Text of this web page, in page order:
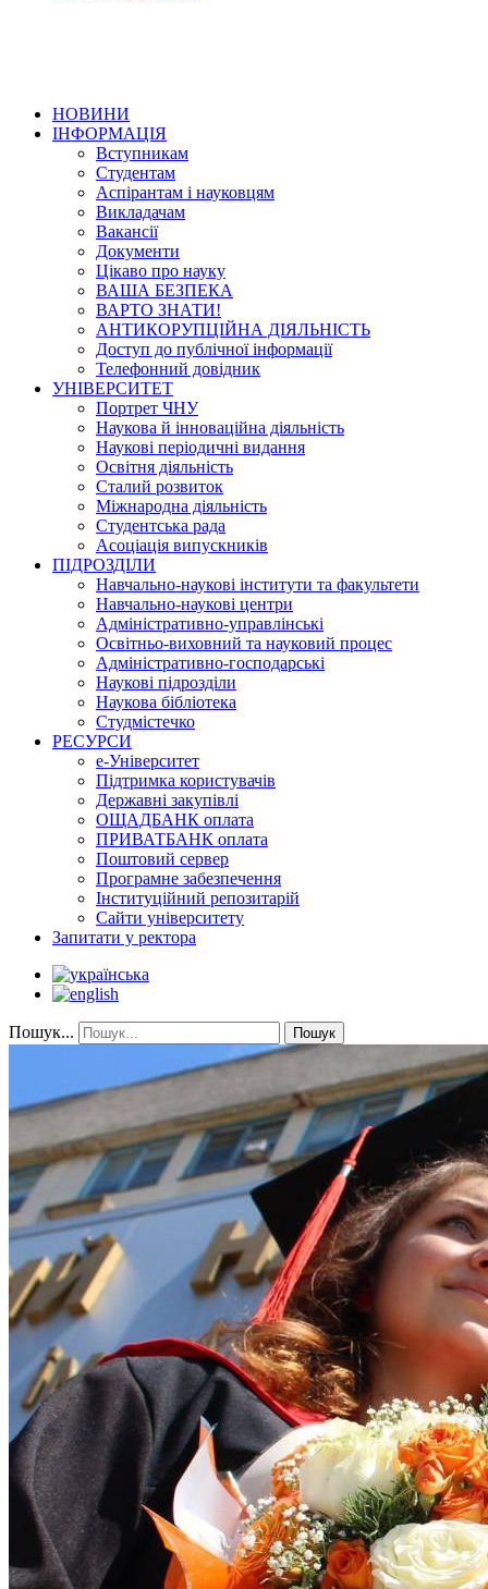
НОВИНИ
ІНФОРМАЦІЯ
Вступникам
Студентам
Аспірантам і науковцям
Викладачам
Вакансії
Документи
Цікаво про науку
ВАША БЕЗПЕКА
ВАРТО ЗНАТИ!
АНТИКОРУПЦІЙНА ДІЯЛЬНІСТЬ
Доступ до публічної інформації
Телефонний довідник
УНІВЕРСИТЕТ
Портрет ЧНУ
Наукова й інноваційна діяльність
Наукові періодичні видання
Освітня діяльність
Сталий розвиток
Міжнародна діяльність
Студентська рада
Асоціація випускників
ПІДРОЗДІЛИ
Навчально-наукові інститути та факультети
Навчально-наукові центри
Адміністративно-управлінські
Освітньо-виховний та науковий процес
Адміністративно-господарські
Наукові підрозділи
Наукова бібліотека
Студмістечко
РЕСУРСИ
е-Університет
Підтримка користувачів
Державні закупівлі
ОЩАДБАНК оплата
ПРИВАТБАНК оплата
Поштовий сервер
Програмне забезпечення
Інституційний репозитарій
Сайти університету
Запитати у ректора
Пошук... Пошук